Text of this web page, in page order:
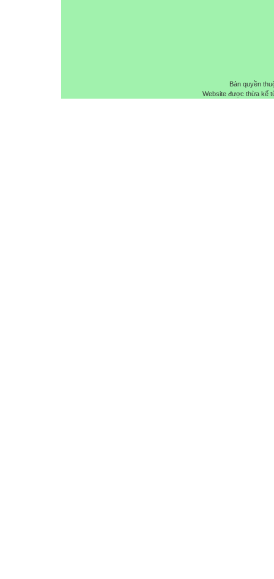
Bản quyền
Website được thừa kế